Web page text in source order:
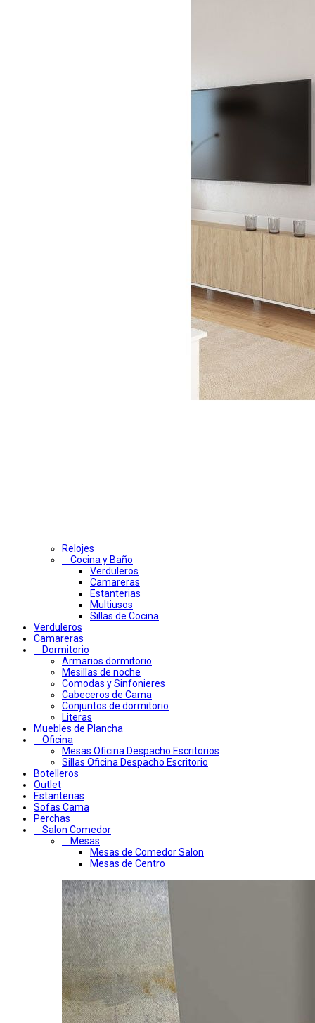
Relojes
Cocina y Baño
Verduleros
Camareras
Estanterias
Multiusos
Sillas de Cocina
Verduleros
Camareras
Dormitorio
Armarios dormitorio
Mesillas de noche
Comodas y Sinfonieres
Cabeceros de Cama
Conjuntos de dormitorio
Literas
Muebles de Plancha
Oficina
Mesas Oficina Despacho Escritorios
Sillas Oficina Despacho Escritorio
Botelleros
Outlet
Estanterias
Sofas Cama
Perchas
Salon Comedor
Mesas
Mesas de Comedor Salon
Mesas de Centro